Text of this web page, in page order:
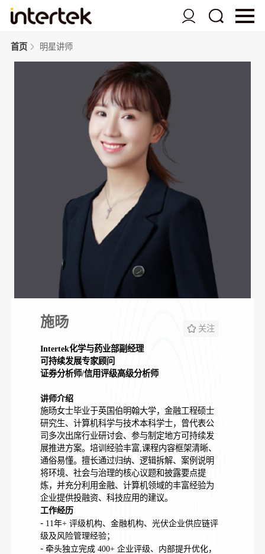
首页 明星讲师
关注
施旸
Intertek化学与药业部副经理
可持续发展专家顾问
证券分析师/信用评级高级分析师
讲师介绍
施旸女士毕业于英国伯明翰大学，金融工程硕士
研究生、计算机科学与技术本科学士，曾代表公
司多次出席行业研讨会、参与制定地方可持续发
展推进方案。培训经验丰富,课程内容框架清晰、
通俗易懂。擅长通过归纳、逻辑拆解、案例说明
将环境、社会与治理的核心议题和披露要点提
炼，并充分利用金融、计算机领域的丰富经验为
企业提供投融资、科技应用的建议。
工作经历
- 11年+ 评级机构、金融机构、光伏企业供应链评
级及风险管理经验；
- 牵头独立完成 400+ 企业评级、内部提升优化，